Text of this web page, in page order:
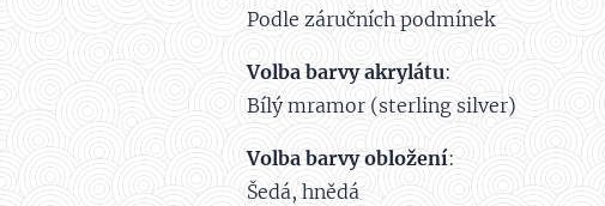
Podle záručních podmínek
Volba barvy akrylátu:
Bílý mramor (sterling silver)
Volba barvy obložení:
Šedá, hnědá